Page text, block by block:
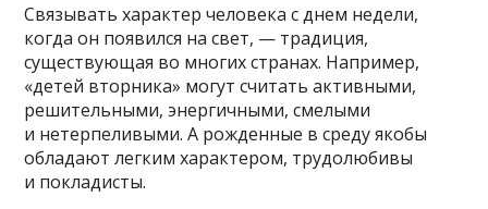
Связывать характер человека с днем недели,
когда он появился на свет, — традиция,
существующая во многих странах. Например,
«детей вторника» могут считать активными,
решительными, энергичными, смелыми
и нетерпеливыми. А рожденные в среду якобы
обладают легким характером, трудолюбивы
и покладисты.